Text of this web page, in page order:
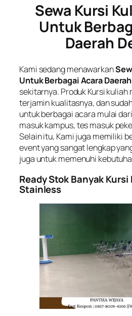
Sewa Kursi
Untuk
Daerah
Kami sedang menawarkan
Untuk Berbagai Acara
sekitarnya. Produk Kursi kuliah
terjamin kualitasnya, dan
untuk berbagai acara mulai
masuk kampus, tes masuk
Selain itu, Kami juga memiliki
event yang sangat lengkap
juga untuk memenuhi
Ready Stok Banyak
Stainless